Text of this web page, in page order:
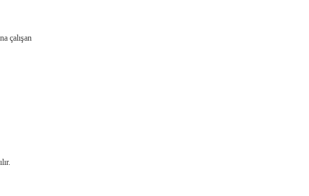
çalışan